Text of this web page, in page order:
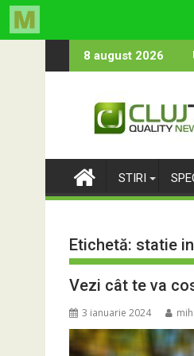
to
8 august 2026
Smiley și Theo Rose și
100 000 de oameni au cântat, la
STIRI
Etichetă: statie
Vezi cât te va
3 ianuarie 2024